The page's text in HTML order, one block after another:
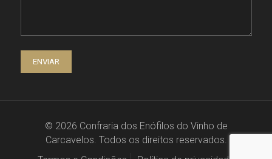
© 2026 Confraria dos Enófilos do Vinho de
Carcavelos. Todos os direitos reservados.